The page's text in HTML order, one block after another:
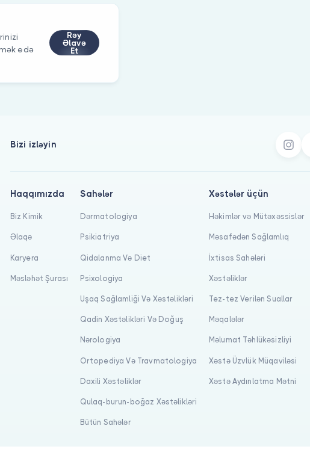
edə
Rəy
Əlavə
Et
Bizi izləyin
Haqqımızda
Biz Kimik
Əlaqə
Karyera
Məsləhət Şurası
Sahələr
Dərmatologiya
Psikiatriya
Qidalanma Və Diet
Psixologiya
Uşaq Sağlamliği Və Xəstəlikləri
Qadin Xəstəlikləri Və Doğuş
Nərologiya
Ortopediya Və Travmatologiya
Daxili Xəstəliklər
Qulaq-burun-boğaz Xəstəlikləri
Bütün Sahələr
Xəstələr üçün
Həkimlər və Mütəxəssislər
Məsafədən Sağlamlıq
İxtisas Sahələri
Xəstəliklər
Tez-tez Verilən Suallar
Məqalələr
Məlumat Təhlükəsizliyi
Xəstə Üzvlük Müqaviləsi
Xəstə Aydınlatma Mətni